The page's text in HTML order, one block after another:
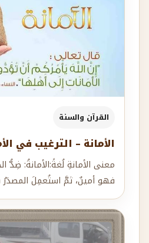
القرآن والسنة
الأمانة – الترغيب في
معنى الأمانةِ لُغةً:الأمانةُ: ضِدُّ
فهو أمينٌ، ثمَّ استُعمِلَ المصدَرُ